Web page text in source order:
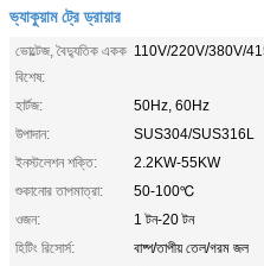
ভ্যাকুয়াম ট্রে ড্রায়ার
ভোল্টেজ, বৈদ্যুতিক একক
বিশেষ:
110V/220V/380V/
হার্টজ:
50Hz, 60Hz
উপাদান:
SUS304/SUS316L
ইনস্টলেশন শক্তি:
2.2KW-55KW
শুকানোর তাপমাত্রা:
50-100℃
ওজন:
1 টন-20 টন
হিটিং রিসোর্স:
বাষ্প/তাপীয় তেল/গরম জল